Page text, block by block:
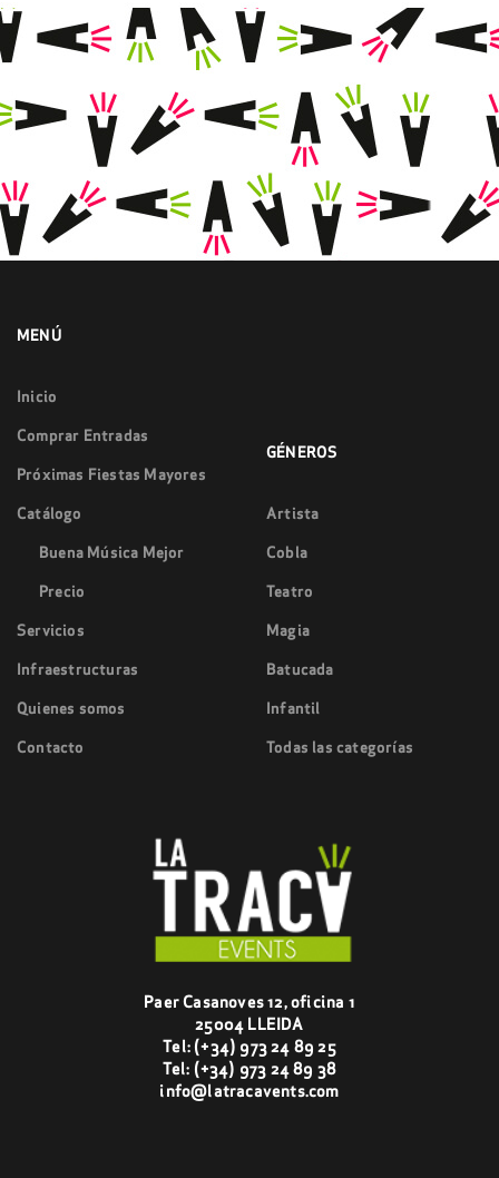
MENÚ
Inicio
Comprar Entradas
Próximas Fiestas Mayores
Catálogo
Buena Música Mejor
Precio
Servicios
Infraestructuras
Quienes somos
Contacto
GÉNEROS
Artista
Cobla
Teatro
Magia
Batucada
Infantil
Todas las categorías
Paer Casanoves 12, oficina 1
25004 LLEIDA
Tel: (+34) 973 24 89 25
Tel: (+34) 973 24 89 38
info@latracavents.com